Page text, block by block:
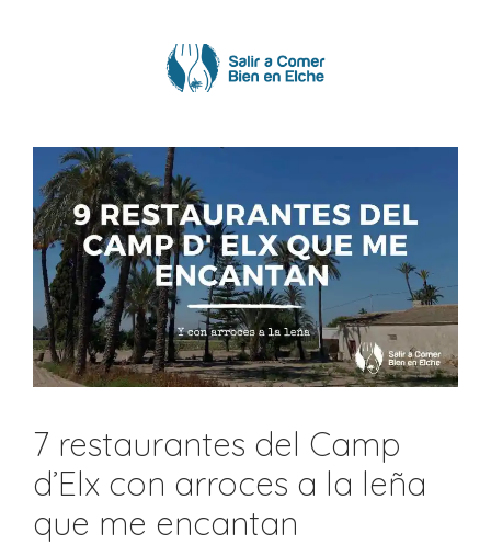
7 restaurantes del Camp
d’Elx con arroces a la leña
que me encantan